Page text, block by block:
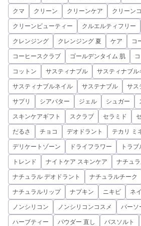
クマ クリーン クリーンケア クリーン
クリーンビューティー クルエルティフリー
クレンジング クレンジング 夏 ケア コ
コーヒースクラブ ゴールデンタイム 肌
コットン サスティナブル サスティナブル
サスティナブルネイル サステナブル サス
サプリ シアバター ジェル シュガー
スキンケアギフト スクラブ セラミド
だるさ チョコ デオドラント テカリ ミ
デリケートゾーン ドライフラワー トラブ
トレンド ナイトケア スキンケア ナチュ
ナチュラル デオドラント ナチュラルチーク
ナチュラルリップ ナプキン ニキビ ネ
ノンシリコン ノンシリコンコスメ バーソ
ハーブティー パウダー 直し バスソルト